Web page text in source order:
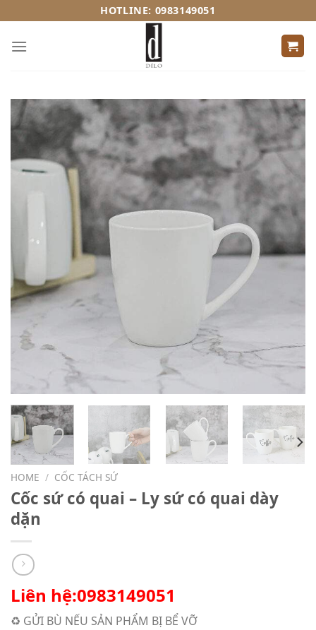
to
content
HOTLINE: 0983149051
HOME / CỐC TÁCH SỨ
Cốc sứ có quai – Ly sứ có quai dày
dặn
Liên hệ:0983149051
♻️ GỬI BÙ NẾU SẢN PHẨM BỊ BỂ VỠ